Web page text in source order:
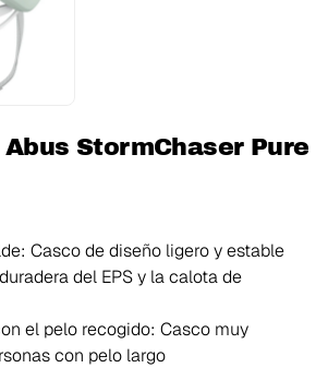
StormChaser Pure
Casco de diseño ligero y estable
del EPS y la calota de
el pelo recogido: Casco muy
con pelo largo